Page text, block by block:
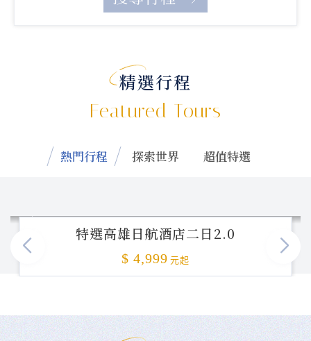
精選行程
Featured Tours
熱門行程 探索世界 超值特選
特選高雄日航酒店二日2.0
$ 4,999 元起